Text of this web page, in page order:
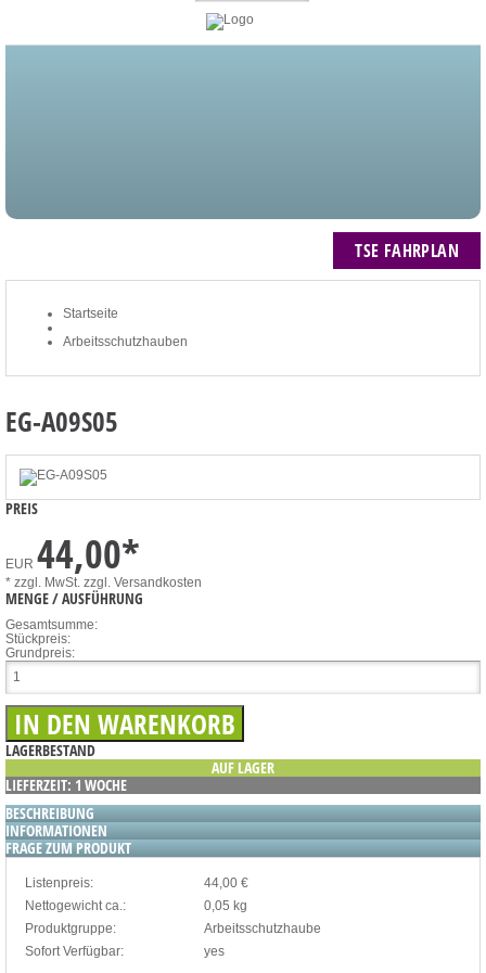
TSE FAHRPLAN
Startseite
Arbeitsschutzhauben
EG-A09S05
PREIS
EUR 44,00*
* zzgl. MwSt. zzgl. Versandkosten
MENGE / AUSFÜHRUNG
Gesamtsumme:
Stückpreis:
Grundpreis:
LAGERBESTAND
AUF LAGER
LIEFERZEIT: 1 WOCHE
BESCHREIBUNG
INFORMATIONEN
FRAGE ZUM PRODUKT
Listenpreis:
44,00 €
Nettogewicht ca.:
0,05 kg
Produktgruppe:
Arbeitsschutzhaube
Sofort Verfügbar:
yes